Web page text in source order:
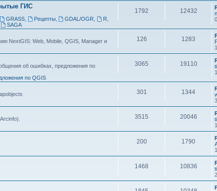
ГИС
GRASS, Рецепты, GDAL/OGR R
SAGA
1792 12432
NextGIS: Web, Mobile, QGIS, Manager и
126 1283
об ошибках, предложения по
по QGIS
3065 19110
301 1344
3515 20046
200 1790
1468 10836